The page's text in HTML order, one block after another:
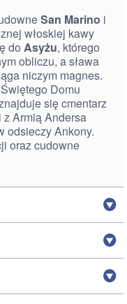
San Marino i
włoskiej kawy
do Asyżu, którego
obliczu, a sława
niczym magnes.
Domu
się cmentarz
z Armią Andersa
odsieczy Ankony.
oraz cudowne